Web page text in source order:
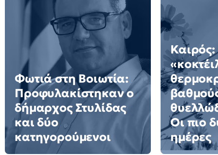
Φωτιά στη Βοιωτία:
Προφυλακίστηκαν ο
δήμαρχος Στυλίδας
και δύο
κατηγορούμενοι
Καιρός:
Οι πιο
ημέρες